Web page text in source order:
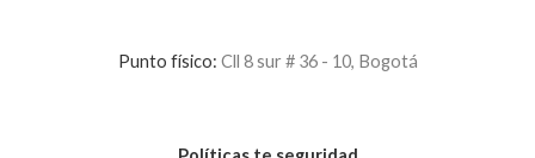
Punto físico: Cll 8 sur # 36 - 10, Bogotá